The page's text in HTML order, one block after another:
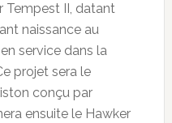
Tempest II, datant
naissance au
service dans la
projet sera le
conçu par
ensuite le Hawker